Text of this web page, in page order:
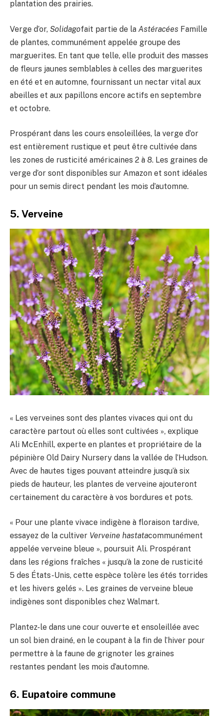
plantation des prairies.
Verge d’or, Solidagofait partie de la Astéracées Famille
de plantes, communément appelée groupe des
marguerites. En tant que telle, elle produit des masses
de fleurs jaunes semblables à celles des marguerites
en été et en automne, fournissant un nectar vital aux
abeilles et aux papillons encore actifs en septembre
et octobre.
Prospérant dans les cours ensoleillées, la verge d’or
est entièrement rustique et peut être cultivée dans
les zones de rusticité américaines 2 à 8. Les graines de
verge d’or sont disponibles sur Amazon et sont idéales
pour un semis direct pendant les mois d’automne.
5. Verveine
« Les verveines sont des plantes vivaces qui ont du
caractère partout où elles sont cultivées », explique
Ali McEnhill, experte en plantes et propriétaire de la
pépinière Old Dairy Nursery dans la vallée de l’Hudson.
Avec de hautes tiges pouvant atteindre jusqu’à six
pieds de hauteur, les plantes de verveine ajouteront
certainement du caractère à vos bordures et pots.
« Pour une plante vivace indigène à floraison tardive,
essayez de la cultiver Verveine hastatacommunément
appelée verveine bleue », poursuit Ali. Prospérant
dans les régions fraîches « jusqu’à la zone de rusticité
5 des États-Unis, cette espèce tolère les étés torrides
et les hivers gelés ». Les graines de verveine bleue
indigènes sont disponibles chez Walmart.
Plantez-le dans une cour ouverte et ensoleillée avec
un sol bien drainé, en le coupant à la fin de l’hiver pour
permettre à la faune de grignoter les graines
restantes pendant les mois d’automne.
6. Eupatoire commune